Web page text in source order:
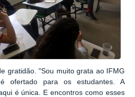
gratidão. "Sou muito grata ao IFMG
ofertado para os estudantes. A
é única. E encontros como esses